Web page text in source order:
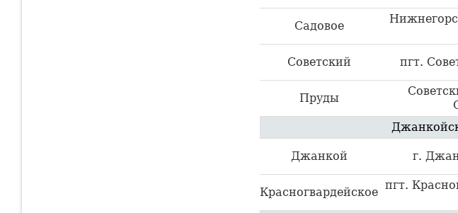
Садовое
Советский пгт.
Пруды
Джанкой г.
Красногвардейское
пгт.